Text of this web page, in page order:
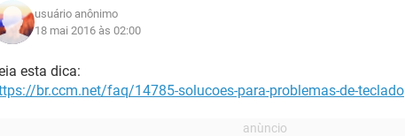
usuário anônimo
18 mai 2016 às 02:00
esta dica:
br.ccm.net/faq/14785-solucoes-para-problemas-de-teclado